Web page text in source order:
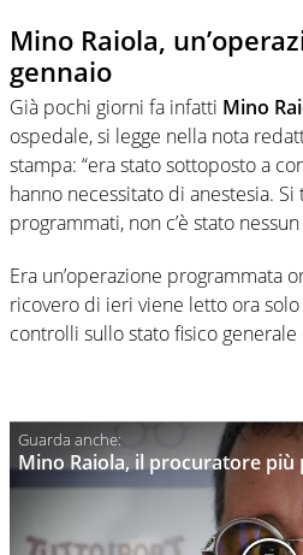
Mino Raiola,
gennaio
Già pochi giorni fa infatti Mino
ospedale, si legge nella nota
stampa: “era stato sottoposto a
hanno necessitato di anestesia.
programmati, non c’è stato
Era un’operazione programmata
ricovero di ieri viene letto ora
controlli sullo stato fisico generale
Mino Raiola, il procuratore più